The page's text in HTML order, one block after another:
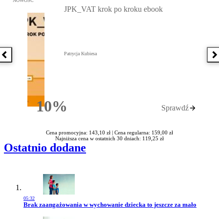
Poprzednia książka
10%Rabatu
JPK_VAT krok po kroku ebook
Patrycja Kubiesa
Sprawdź
Cena promocyjna: 143,10 zł | Cena regularna: 159,00 zł
Najniższa cena w ostatnich 30 dniach: 119,25 zł
Ostatnio dodane
05:32
Przejdź do artykułu:
Brak zaangażowania w wychowanie dziecka to jeszcze za mało